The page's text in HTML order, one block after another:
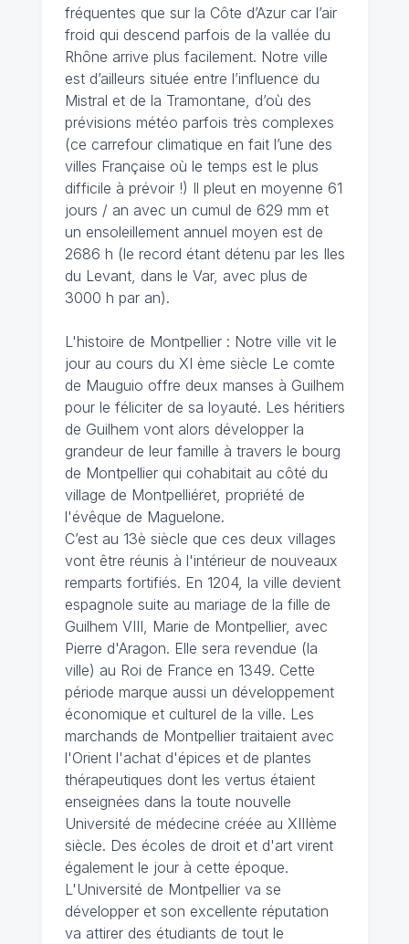
fréquentes que sur la Côte d’Azur car l’air
froid qui descend parfois de la vallée du
Rhône arrive plus facilement. Notre ville
est d’ailleurs située entre l’influence du
Mistral et de la Tramontane, d’où des
prévisions météo parfois très complexes
(ce carrefour climatique en fait l’une des
villes Française où le temps est le plus
difficile à prévoir !) Il pleut en moyenne 61
jours / an avec un cumul de 629 mm et
un ensoleillement annuel moyen est de
2686 h (le record étant détenu par les Iles
du Levant, dans le Var, avec plus de
3000 h par an).
L'histoire de Montpellier : Notre ville vit le
jour au cours du XI ème siècle Le comte
de Mauguio offre deux manses à Guilhem
pour le féliciter de sa loyauté. Les héritiers
de Guilhem vont alors développer la
grandeur de leur famille à travers le bourg
de Montpellier qui cohabitait au côté du
village de Montpelliéret, propriété de
l'évêque de Maguelone.
C’est au 13è siècle que ces deux villages
vont être réunis à l'intérieur de nouveaux
remparts fortifiés. En 1204, la ville devient
espagnole suite au mariage de la fille de
Guilhem VIII, Marie de Montpellier, avec
Pierre d'Aragon. Elle sera revendue (la
ville) au Roi de France en 1349. Cette
période marque aussi un développement
économique et culturel de la ville. Les
marchands de Montpellier traitaient avec
l'Orient l'achat d'épices et de plantes
thérapeutiques dont les vertus étaient
enseignées dans la toute nouvelle
Université de médecine créée au XIIIème
siècle. Des écoles de droit et d'art virent
également le jour à cette époque.
L'Université de Montpellier va se
développer et son excellente réputation
va attirer des étudiants de tout le